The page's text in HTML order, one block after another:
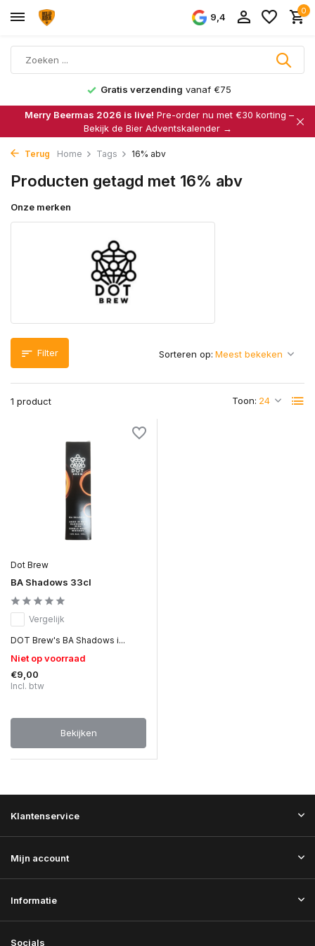
9,4
0
Gratis verzending vanaf €75
Merry Beermas 2026 is live! Pre-order nu met €30 korting –
Bekijk de Bier Adventskalender →
Terug Home Tags 16% abv
Producten getagd met 16% abv
Onze merken
Filter
1 product Toon:
Sorteren op:
Dot Brew
BA Shadows 33cl
Vergelijk
DOT Brew's BA Shadows i...
Niet op voorraad
€9,00
Incl. btw
Bekijken
Klantenservice
Mijn account
Informatie
Socials